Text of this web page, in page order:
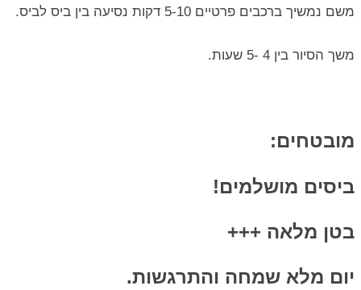
משם נמשיך ברכבים פרטיים 5-10 דקות נסיעה בין ביס לביס.
משך הסיור בין 4 -5 שעות.
מובטחים:
ביסים מושלמים!
בטן מלאה +++
יום מלא שמחה והתרגשות.